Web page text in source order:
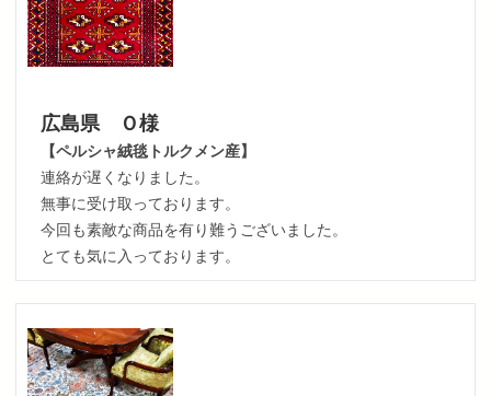
広島県 Ｏ様
【ペルシャ絨毯トルクメン産】
連絡が遅くなりました。
無事に受け取っております。
今回も素敵な商品を有り難うございました。
とても気に入っております。